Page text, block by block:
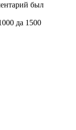
был
да 1500